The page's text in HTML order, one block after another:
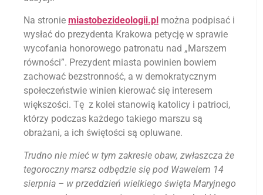
Na stronie miastobezideologii.pl można podpisać i
wysłać do prezydenta Krakowa petycję w sprawie
wycofania honorowego patronatu nad „Marszem
równości”. Prezydent miasta powinien bowiem
zachować bezstronność, a w demokratycznym
społeczeństwie winien kierować się interesem
większości. Tę z kolei stanowią katolicy i patrioci,
którzy podczas każdego takiego marszu są
obrażani, a ich świętości są opluwane.
Trudno nie mieć w tym zakresie obaw, zwłaszcza że
tegoroczny marsz odbędzie się pod Wawelem 14
sierpnia – w przeddzień wielkiego święta Maryjnego